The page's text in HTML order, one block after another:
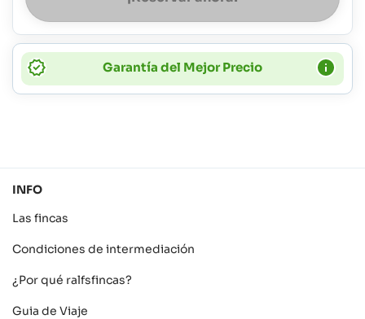
Garantía del Mejor Precio
INFO
Las fincas
Condiciones de intermediación
¿Por qué ralfsfincas?
Guia de Viaje